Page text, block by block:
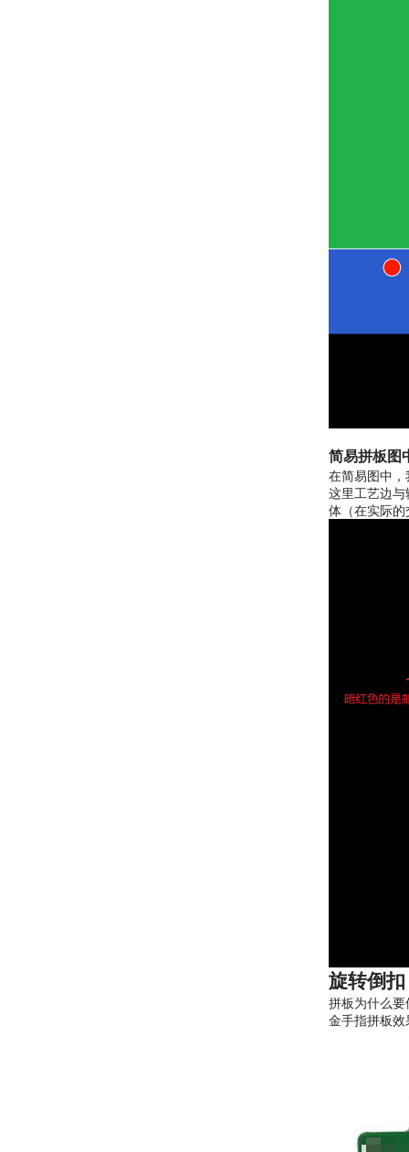
简易拼板图
在简易图中
这里工艺边
体（在实际
旋转倒扣
拼板为什么
金手指拼板效